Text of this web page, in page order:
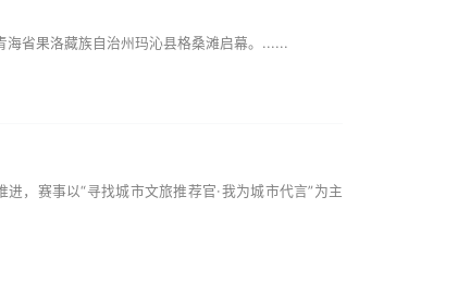
海省果洛藏族自治州玛沁县格桑滩启幕。......
，赛事以“寻找城市文旅推荐官·我为城市代言”为主